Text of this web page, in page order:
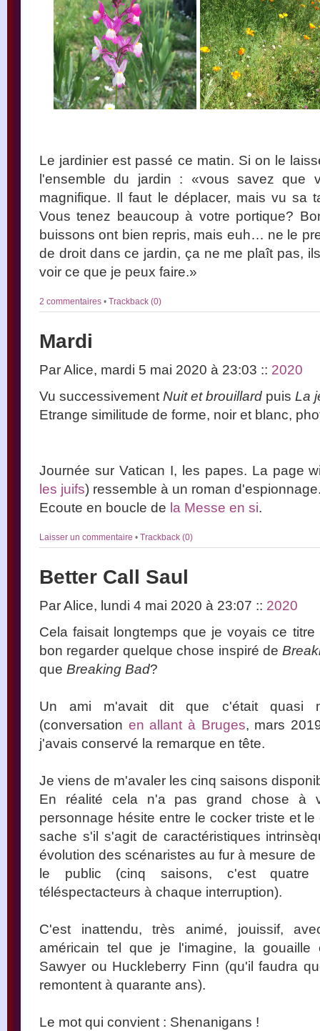
Le jardinier est passé ce matin. Si on le
l'ensemble du jardin : «vous savez que
magnifique. Il faut le déplacer, mais vu sa
Vous tenez beaucoup à votre portique?
buissons ont bien repris, mais euh… ne le
de droit dans ce jardin, ça ne me plaît pas,
voir ce que je peux faire.»
2 commentaires • Trackback (0)
Mardi
Par Alice, mardi 5 mai 2020 à 23:03 :: 2020
Vu successivement Nuit et brouillard puis La
Etrange similitude de forme, noir et blanc,
Journée sur Vatican I, les papes. La page
les juifs) ressemble à un roman
Ecoute en boucle de la Messe en si.
Laisser un commentaire • Trackback (0)
Better Call Saul
Par Alice, lundi 4 mai 2020 à 23:07 :: 2020
Cela faisait longtemps que je voyais ce
bon regarder quelque chose inspiré de
que Breaking Bad?
Un ami m'avait dit que c'était quasi
(conversation en allant à Bruges, mars
j'avais conservé la remarque en tête.
Je viens de m'avaler les cinq saisons
En réalité cela n'a pas grand chose à
personnage hésite entre le cocker triste et
sache s'il s'agit de caractéristiques
évolution des scénaristes au fur à mesure
le public (cinq saisons, c'est
téléspectacteurs à chaque interruption).
C'est inattendu, très animé, jouissif,
américain tel que je l'imagine, la gouaille
Sawyer ou Huckleberry Finn (qu'il faudra
remontent à quarante ans).
Le mot qui convient : Shenanigans !